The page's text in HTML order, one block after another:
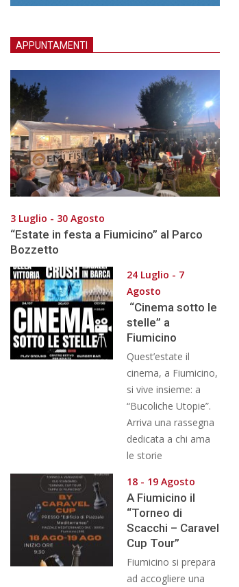
APPUNTAMENTI
3 Luglio - 30 Agosto
“Estate in festa a Fiumicino” al Parco
Bozzetto
24 Luglio - 7
Agosto
“Cinema sotto le
stelle” a
Fiumicino
Quest’estate il
cinema, a Fiumicino,
si vive insieme: a
“Bucoliche Utopie”.
Arriva una rassegna
dedicata a chi ama
le storie
18 - 19 Agosto
A Fiumicino il
“Torneo di
Scacchi – Caravel
Cup Tour”
Fiumicino si prepara
ad accogliere una